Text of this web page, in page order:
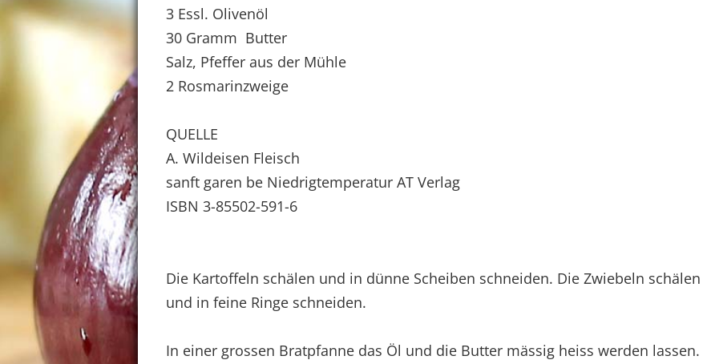
3 Essl. Olivenöl
30 Gramm Butter
Salz, Pfeffer aus der Mühle
2 Rosmarinzweige
QUELLE
A. Wildeisen Fleisch
sanft garen be Niedrigtemperatur AT Verlag
ISBN 3-85502-591-6
Die Kartoffeln schälen und in dünne Scheiben schneiden. Die Zwiebeln schälen
und in feine Ringe schneiden.
In einer grossen Bratpfanne das Öl und die Butter mässig heiss werden lassen.